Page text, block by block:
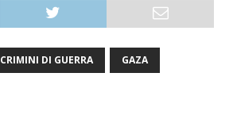
CRIMINI DI GUERRA GAZA